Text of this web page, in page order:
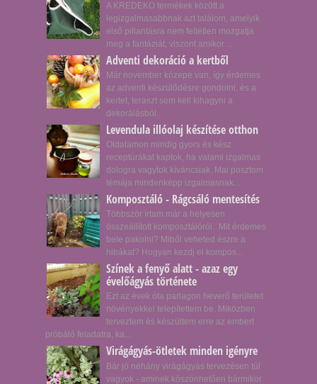
A KREDEKO termékek között a
legizgalmasabbnak azt találom, amelyik
első pillantásra nem feltétlen mozgatja
meg a fantáziát, viszont amikor ...
Adventi dekoráció a kertből
Már november közepe van, így érdemes
az adventi készülődésre gondolni, és a
kertet, teraszt sem kell kihagyni a
dekorálásból.
Levendula illóolaj készítése otthon
Oldalamon mindig gyors és kész
receptúrákat kaptok, ha valami izgalmas
dologra vagytok kíváncsiak. Mai posztom
témája mindenképp izgalmasnak...
Komposztáló - Rágcsáló mentesítés
Többször írtam már a helyesen
összeállított komposztálóról. Mit érdemes
bele pakolni? Miből veheted észre a
hibákat? Hogyan kezdj el kompos...
Színek a fenyő alatt - azaz egy
évelőágyás története
Ezt az évek óta parlagon heverő területet
növényekkel telepítettem be. Miközben
terveztem és készültem erre az embert
próbáló feladatra, ka...
Virágágyás-ötletek minden igényre
Bár jó néhány virágágyás tervezésen túl
vagyok - aminek köszönhetően bármikor